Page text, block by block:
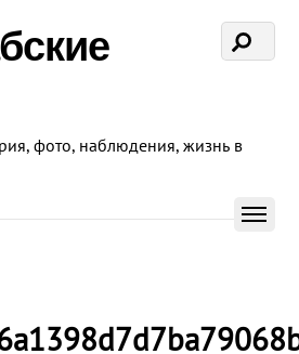
фото, наблюдения, жизнь в